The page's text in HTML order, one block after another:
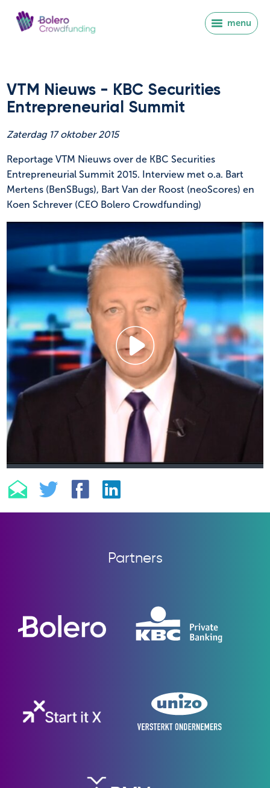
menu
Inloggen
NL
VTM Nieuws - KBC Securities
Entrepreneurial Summit
Zaterdag 17 oktober 2015
Reportage VTM Nieuws over de KBC Securities
Entrepreneurial Summit 2015. Interview met o.a. Bart
Mertens (BenSBugs), Bart Van der Roost (neoScores) en
Koen Schrever (CEO Bolero Crowdfunding)
Partners